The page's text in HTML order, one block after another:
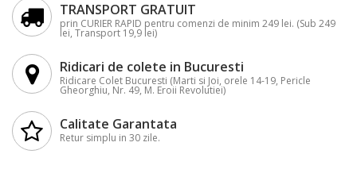
TRANSPORT GRATUIT
prin CURIER RAPID pentru comenzi de minim 249 lei. (Sub 249
lei, Transport 19,9 lei)
Ridicari de colete in Bucuresti
Ridicare Colet Bucuresti (Marti si Joi, orele 14-19, Pericle
Gheorghiu, Nr. 49, M. Eroii Revolutiei)
Calitate Garantata
Retur simplu in 30 zile.